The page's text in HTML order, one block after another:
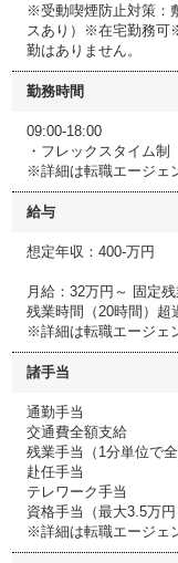
※受動喫煙防止対策：
スあり）※在宅勤務可
勤はありません。
勤務時間
09:00-18:00
・フレックスタイム制
※詳細は転職エージェ
給与
想定年収：400-万円
月給：32万円～ 固定
残業時間（20時間）超
※詳細は転職エージェ
諸手当
通勤手当
交通費全額支給
残業手当（1分単位で全
赴任手当
テレワーク手当
資格手当（最大3.5万円
※詳細は転職エージェ